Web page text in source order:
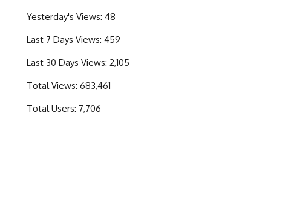
Yesterday's Views: 48
Last 7 Days Views: 459
Last 30 Days Views: 2,105
Total Views: 683,461
Total Users: 7,706